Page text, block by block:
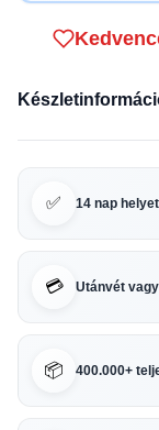
✅ 14 nap
💳 Utánvét
📦 400.000+